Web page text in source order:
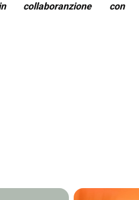
collaboranzione con